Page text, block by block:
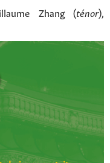
Zhang (ténor),